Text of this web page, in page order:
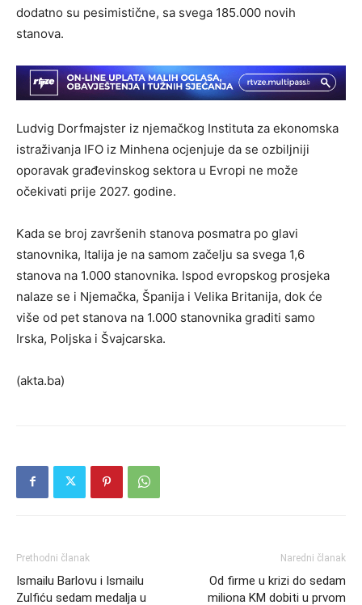
dodatno su pesimistične, sa svega 185.000 novih
stanova.
Ludvig Dorfmajster iz njemačkog Instituta za ekonomska
istraživanja IFO iz Minhena ocjenjuje da se ozbiljniji
oporavak građevinskog sektora u Evropi ne može
očekivati prije 2027. godine.
Kada se broj završenih stanova posmatra po glavi
stanovnika, Italija je na samom začelju sa svega 1,6
stanova na 1.000 stanovnika. Ispod evropskog prosjeka
nalaze se i Njemačka, Španija i Velika Britanija, dok će
više od pet stanova na 1.000 stanovnika graditi samo
Irska, Poljska i Švajcarska.
(akta.ba)
Prethodni članak
Ismailu Barlovu i Ismailu
Zulfiću sedam medalja u
Naredni članak
Od firme u krizi do sedam
miliona KM dobiti u prvom